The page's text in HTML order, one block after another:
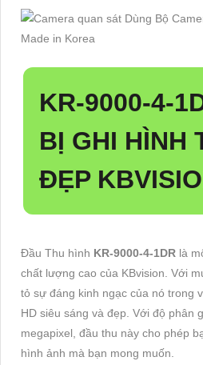
KR-9000-4-
BỊ GHI HÌNH
ĐẸP
Đầu Thu hình KR-9000-4-1DR là
chất lượng cao của KBvision. Với
tỏ sự đáng kinh ngạc của nó trong
HD siêu sáng và đẹp. Với độ phân
megapixel, đầu thu này cho phép
hình ảnh mà bạn mong muốn.